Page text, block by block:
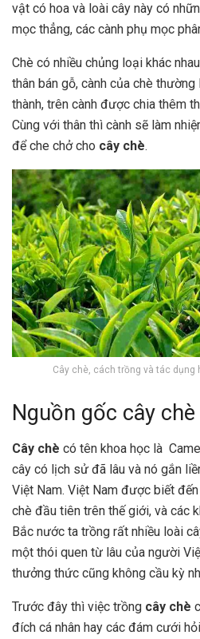
vật có hoa và loài cây này có
mọc thẳng, các cành phụ mọc
Chè có nhiều chủng loại khác
thân bán gỗ, cành của chè
thành, trên cành được chia thêm
Cùng với thân thì cành sẽ làm
để che chở cho cây chè.
Cây chè, cách trồng và tác dụng
Nguồn gốc cây chè
Cây chè có tên khoa học là
cây có lịch sử đã lâu và nó gắn
Việt Nam. Việt Nam được biết
chè đầu tiên trên thế giới, và các
Bắc nước ta trồng rất nhiều loài
một thói quen từ lâu của người
thưởng thức cũng không cầu kỳ
Trước đây thì việc trồng cây chè
đích cá nhân hay các đám cưới